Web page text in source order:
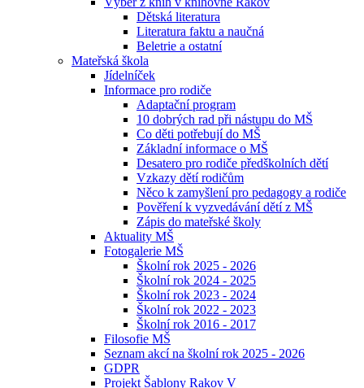
Dětská literatura
Literatura faktu a naučná
Beletrie a ostatní
Mateřská škola
Jídelníček
Informace pro rodiče
Adaptační program
10 dobrých rad při nástupu do MŠ
Co děti potřebují do MŠ
Základní informace o MŠ
Desatero pro rodiče předškolních dětí
Vzkazy dětí rodičům
Něco k zamyšlení pro pedagogy a rodiče
Pověření k vyzvedávání dětí z MŠ
Zápis do mateřské školy
Aktuality MŠ
Fotogalerie MŠ
Školní rok 2025 - 2026
Školní rok 2024 - 2025
Školní rok 2023 - 2024
Školní rok 2022 - 2023
Školní rok 2016 - 2017
Filosofie MŠ
Seznam akcí na školní rok 2025 - 2026
GDPR
Projekt Šablony Rakov V